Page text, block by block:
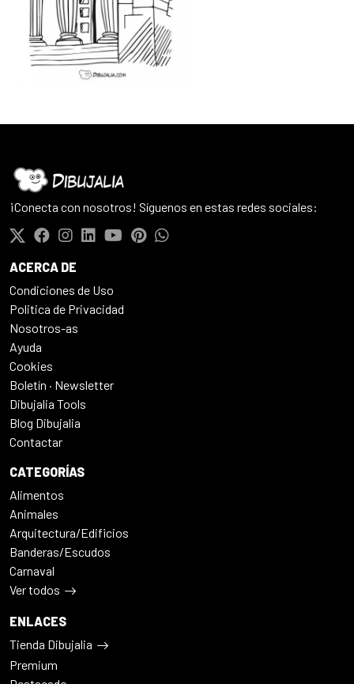
¡Conecta con nosotros! Síguenos en estas redes sociales:
ACERCA DE
Condiciones de Uso
Politica de Privacidad
Nosotros-as
Ayuda
Cookies
Boletín · Newsletter
Dibujalia Tools
Blog Dibujalia
Contactar
CATEGORÍAS
Alimentos
Animales
Arquitectura/Edificios
Banderas/Escudos
Carnaval
Ver todos
ENLACES
Tienda Dibujalia
Premium